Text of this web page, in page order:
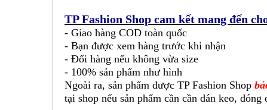
TP Fashion Shop cam kết mang đến
- Giao hàng COD toàn quốc
- Bạn được xem hàng trước khi nhận
- Đổi hàng nếu không vừa size
- 100% sản phẩm như hình
Ngoài ra, sản phẩm được TP Fashion Shop
tại shop nếu sản phẩm cần cần dán keo,